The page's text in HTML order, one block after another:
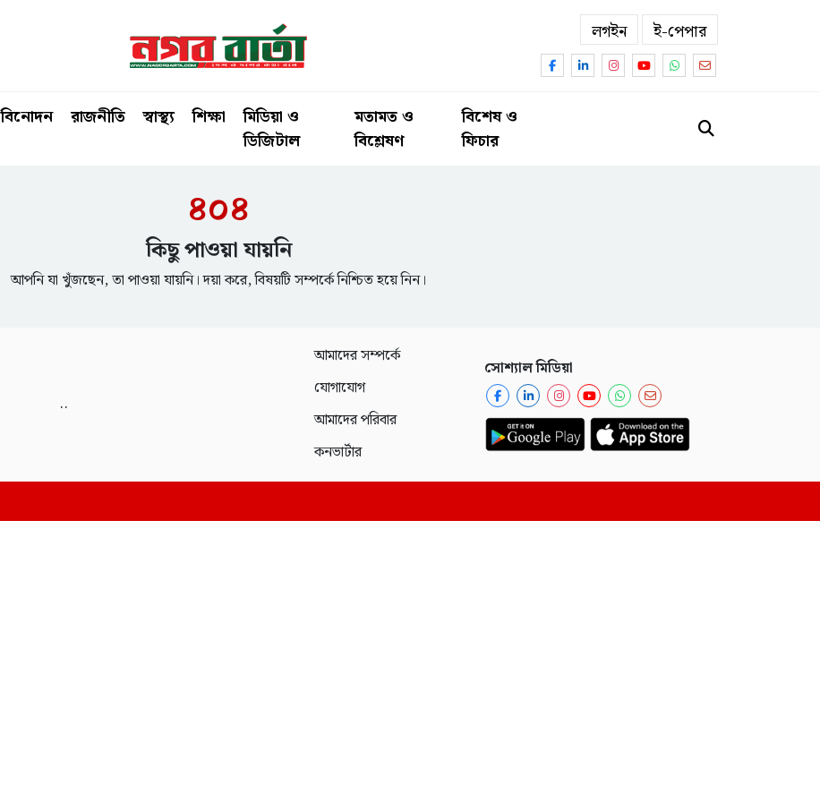
লগইন ই-পেপার
বিনোদন রাজনীতি স্বাস্থ্য শিক্ষা
মিডিয়া ও
ডিজিটাল
মতামত ও
বিশ্লেষণ
বিশেষ ও
ফিচার
৪০৪
কিছু পাওয়া যায়নি
আপনি যা খুঁজছেন, তা পাওয়া যায়নি। দয়া করে, বিষয়টি সম্পর্কে নিশ্চিত হয়ে নিন।
..
আমাদের সম্পর্কে
যোগাযোগ
আমাদের পরিবার
কনভার্টার
সোশ্যাল মিডিয়া